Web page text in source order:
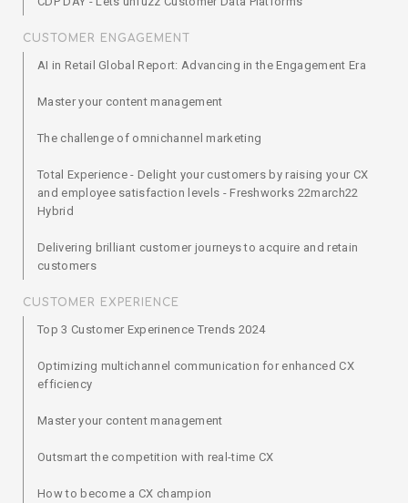
CUSTOMER ENGAGEMENT
AI in Retail Global Report: Advancing in the Engagement Era
Master your content management
The challenge of omnichannel marketing
Total Experience - Delight your customers by raising your CX
and employee satisfaction levels - Freshworks 22march22
Hybrid
Delivering brilliant customer journeys to acquire and retain
customers
CUSTOMER EXPERIENCE
Top 3 Customer Experinence Trends 2024
Optimizing multichannel communication for enhanced CX
efficiency
Master your content management
Outsmart the competition with real-time CX
How to become a CX champion